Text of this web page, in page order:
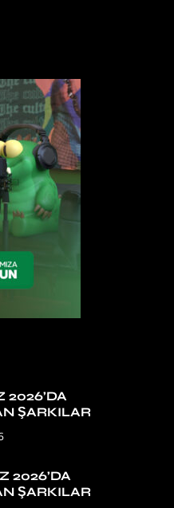
2026’DA
ŞARKILAR
2026’DA
ŞARKILAR